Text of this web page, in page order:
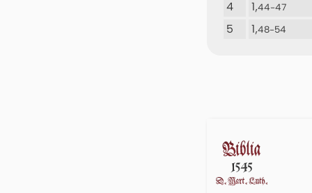
4 1,44-47
5 1,48-54